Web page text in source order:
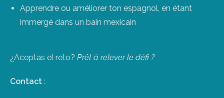
Apprendre ou améliorer ton espagnol, en étant
immergé dans un bain mexicain
¿Aceptas el reto? Prêt à relever le défi ?
Contact :